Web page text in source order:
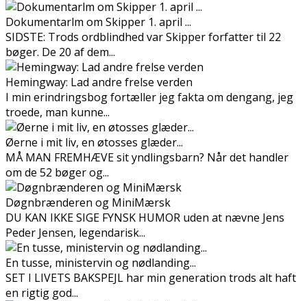
Dokumentarfilm om Skipper 1. april ...
SIDSTE: Trods ordblindhed var Skipper forfatter til 22
bøger. De 20 af dem...
Hemingway: Lad andre frelse verden
I min erindringsbog fortæller jeg fakta om dengang, jeg
troede, man kunne...
Øerne i mit liv, en øtosses glæder...
MÅ MAN FREMHÆVE sit yndlingsbarn? Når det handler
om de 52 bøger og...
Døgnbrænderen og MiniMærsk
DU KAN IKKE SIGE FYNSK HUMOR uden at nævne Jens
Peder Jensen, legendarisk...
En tusse, ministervin og nødlanding...
SET I LIVETS BAKSPEJL har min generation trods alt haft
en rigtig god...